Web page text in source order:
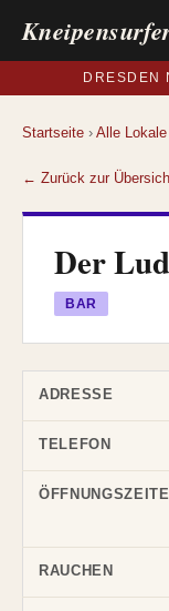
DRESDEN
Startseite › Alle Lokale
← Zurück zur
Der
BAR
ADRESSE
TELEFON
RAUCHEN